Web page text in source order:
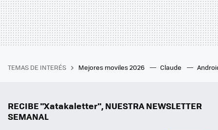
TEMAS DE INTERÉS Mejores moviles 2026 Claude
RECIBE "Xatakaletter", NUESTRA NEWSLETTER
SEMANAL